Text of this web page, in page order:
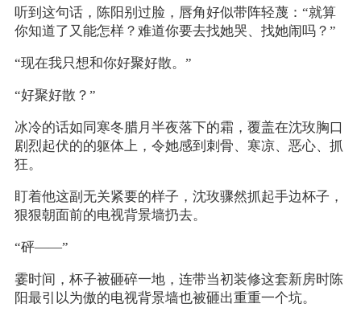
听到这句话，陈阳别过脸，唇角好似带阵轻蔑：“就算
你知道了又能怎样？难道你要去找她哭、找她闹吗？”
“现在我只想和你好聚好散。”
“好聚好散？”
冰冷的话如同寒冬腊月半夜落下的霜，覆盖在沈玫胸口
剧烈起伏的的躯体上，令她感到刺骨、寒凉、恶心、抓
狂。
盯着他这副无关紧要的样子，沈玫骤然抓起手边杯子，
狠狠朝面前的电视背景墙扔去。
“砰——”
霎时间，杯子被砸碎一地，连带当初装修这套新房时陈
阳最引以为傲的电视背景墙也被砸出重重一个坑。